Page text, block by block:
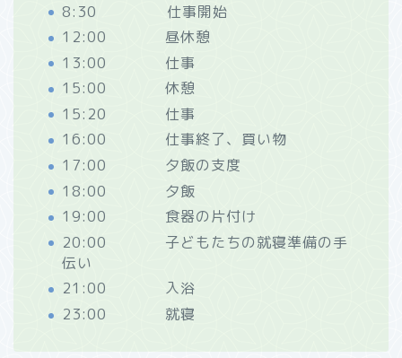
8:30 仕事開始
12:00 昼休憩
13:00 仕事
15:00 休憩
15:20 仕事
16:00 仕事終了、買い物
17:00 夕飯の支度
18:00 夕飯
19:00 食器の片付け
20:00 子どもたちの就寝準備の手
伝い
21:00 入浴
23:00 就寝